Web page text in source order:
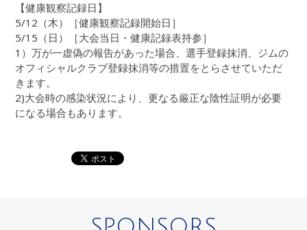
【健康観察記録日】
5/12（木）［健康観察記録開始日］
5/15（日）［大会当日・健康記録表持参］
1）万が一虚偽の報告があった場合、選手登録抹消、ジムの
オフィシャルクラブ登録抹消等の措置をとらさせていただ
きます。
2)大会時の感染状況により、更なる厳正な陰性証明が必要
になる場合もあります。